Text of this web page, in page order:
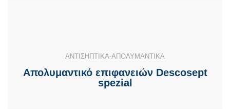
ΑΝΤΙΣΗΠΤΙΚΑ-ΑΠΟΛΥΜΑΝΤΙΚΑ
Απολυμαντικό επιφανειών Descosept
spezial